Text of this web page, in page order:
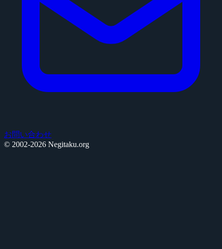
お問い合わせ
© 2002-2026 Negitaku.org